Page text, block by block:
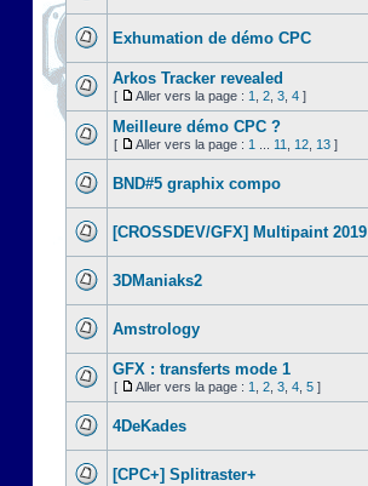
Exhumation de démo CPC
Arkos Tracker revealed
[ Aller vers la page : 1 2 3 4 ]
Meilleure démo CPC ?
[ Aller vers la page : 1 11 12 13 ]
BND#5 graphix compo
[CROSSDEV/GFX] Multipaint 2019
3DManiaks2
Amstrology
GFX : transferts mode 1
[ Aller vers la page : 1 2 3 4 5 ]
4DeKades
[CPC+] Splitraster+